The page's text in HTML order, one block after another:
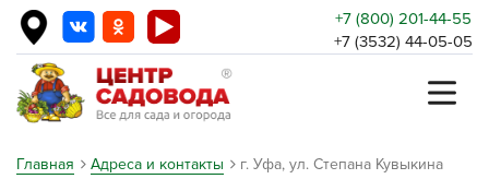
+7 (800) 201-44-55
+7 (3532) 44-05-05
Главная Адреса и контакты
г. Уфа, ул. Степана Кувыкина